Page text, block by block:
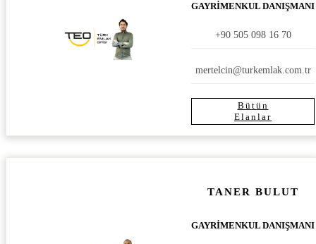
GAYRİMENKUL DANIŞMANI
+90 505 098 16 70
mertelcin@turkemlak.com.tr
Bütün
Elanlar
TANER BULUT
GAYRİMENKUL DANIŞMANI